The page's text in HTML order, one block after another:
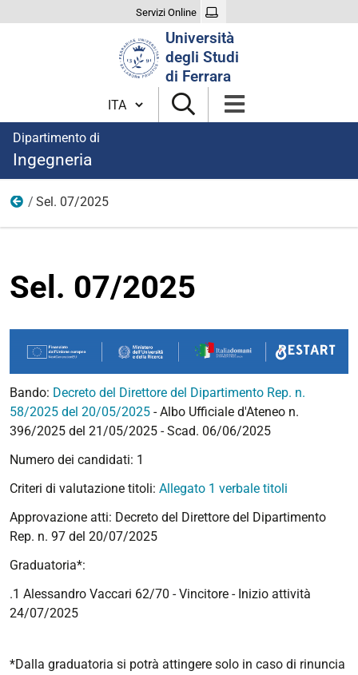
Servizi Online
Università
degli Studi
di Ferrara
Cambia lingua
Dipartimento di
Ingegneria
Anno 2025
Sel. 07/2025
Sel. 07/2025
Bando: Decreto del Direttore del Dipartimento Rep. n.
58/2025 del 20/05/2025 - Albo Ufficiale d'Ateneo n.
396/2025 del 21/05/2025 - Scad. 06/06/2025
Numero dei candidati: 1
Criteri di valutazione titoli: Allegato 1 verbale titoli
Approvazione atti: Decreto del Direttore del Dipartimento
Rep. n. 97 del 20/07/2025
Graduatoria*:
.1 Alessandro Vaccari 62/70 - Vincitore - Inizio attività
24/07/2025
*Dalla graduatoria si potrà attingere solo in caso di rinuncia